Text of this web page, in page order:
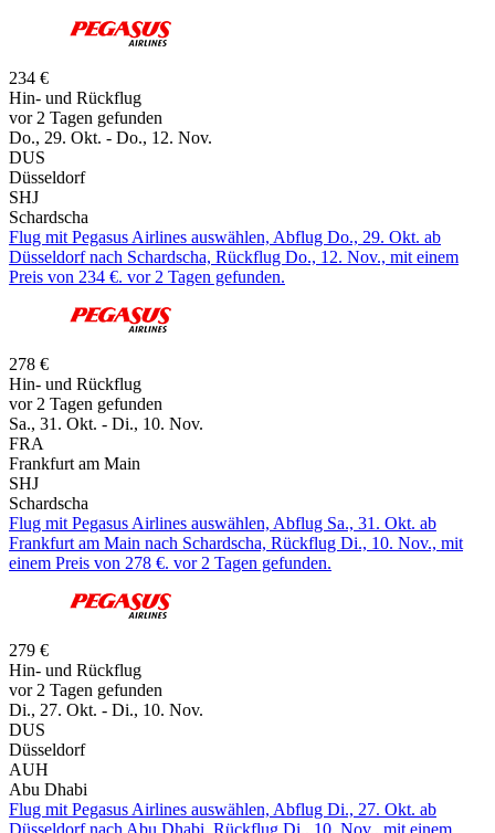
234 €
Hin- und Rückflug
vor 2 Tagen gefunden
Do., 29. Okt. - Do., 12. Nov.
DUS
Düsseldorf
SHJ
Schardscha
Flug mit Pegasus Airlines auswählen, Abflug Do., 29. Okt. ab
Düsseldorf nach Schardscha, Rückflug Do., 12. Nov., mit einem
Preis von 234 €. vor 2 Tagen gefunden.
278 €
Hin- und Rückflug
vor 2 Tagen gefunden
Sa., 31. Okt. - Di., 10. Nov.
FRA
Frankfurt am Main
SHJ
Schardscha
Flug mit Pegasus Airlines auswählen, Abflug Sa., 31. Okt. ab
Frankfurt am Main nach Schardscha, Rückflug Di., 10. Nov., mit
einem Preis von 278 €. vor 2 Tagen gefunden.
279 €
Hin- und Rückflug
vor 2 Tagen gefunden
Di., 27. Okt. - Di., 10. Nov.
DUS
Düsseldorf
AUH
Abu Dhabi
Flug mit Pegasus Airlines auswählen, Abflug Di., 27. Okt. ab